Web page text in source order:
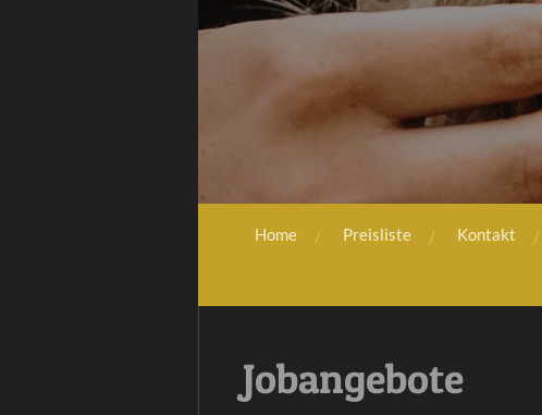
Home Preisliste Kontakt
Jobangebote